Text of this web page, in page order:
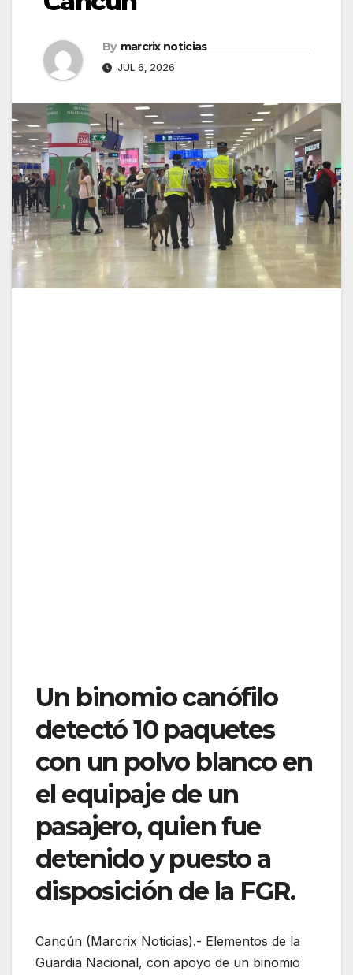
By marcrix noticias
JUL 6, 2026
Un binomio canófilo
detectó 10 paquetes
con un polvo blanco en
el equipaje de un
pasajero, quien fue
detenido y puesto a
disposición de la FGR.
Cancún (Marcrix Noticias).- Elementos de la
Guardia Nacional, con apoyo de un binomio